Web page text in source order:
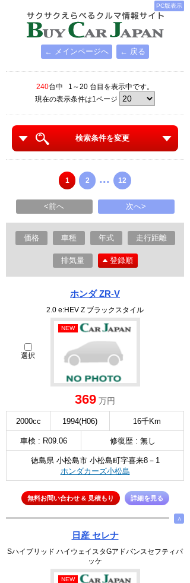
PC版表示
← メインページへ ← 戻る
240台中 1～20 台目を表示中です。
現在の表示条件は1ページ
検索条件を変更
1 2 ... 12
<前へ 次へ>
価格 車種 年式 走行距離
排気量 登録順
ホンダ ZR-V
2.0 e:HEV Z ブラックスタイル
選択
NEW
369 万円
2000cc 1994(H06) 16千Km
車検 : R09.06 修復歴 : 無し
徳島県 小松島市 小松島町字喜来8－1
ホンダカーズ小松島
無料お問い合わせ & 見積もり 詳細を見る
∧
日産 セレナ
Sハイブリッド ハイウェイスタGアドバンスセフティパ
ッケ
NEW